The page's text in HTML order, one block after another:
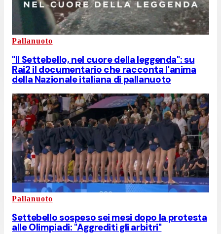
Pallanuoto
"Il Settebello, nel cuore della leggenda": su
Rai2 il documentario che racconta l'anima
della Nazionale italiana di pallanuoto
Pallanuoto
Settebello sospeso sei mesi dopo la protesta
alle Olimpiadi: "Aggrediti gli arbitri"